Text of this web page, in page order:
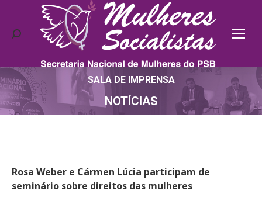
Search:
SALA DE IMPRENSA
NOTÍCIAS
Você está aqui:
Rosa Weber e Cármen Lúcia participam de
seminário sobre direitos das mulheres